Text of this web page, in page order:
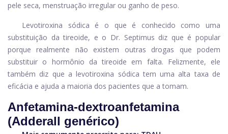
pele seca, menstruação irregular ou ganho de peso.
Levotiroxina sódica
é o que é conhecido como uma
substituição da tireoide, e o Dr. Septimus diz que é popular
porque realmente não existem outras drogas que podem
substituir o hormônio da tireoide em falta. Felizmente, ele
também diz que a levotiroxina sódica tem uma alta taxa de
eficácia e ajuda a maioria dos pacientes que a tomam.
Anfetamina-dextroanfetamina
(Adderall genérico)